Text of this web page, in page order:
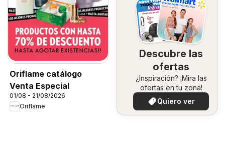
Oriflame catálogo
Venta Especial
01/08 - 21/08/2026
Oriflame
Descubre las
ofertas
¿Inspiración? ¡Mira las
ofertas en tu zona!
Quiero ver